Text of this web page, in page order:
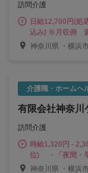
訪問介護
日給12,700円(処
込み) ※月収例 週
神奈川県 ・横浜
介護職・ホームヘ
有限会社神奈川
訪問介護
時給1,320円 -
位) ・「夜間・早
間(午後6時から
神奈川県 ・横浜